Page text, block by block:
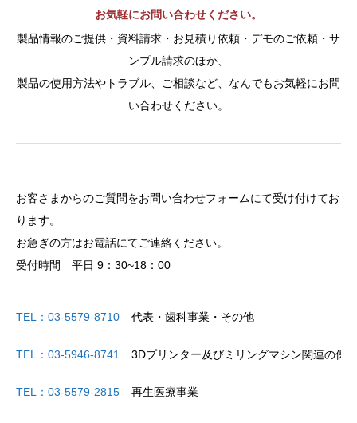
お気軽にお問い合わせください。
製品情報のご提供・資料請求・お見積り依頼・デモのご依頼・サ
ンプル請求のほか、
製品の使用方法やトラブル、ご相談など、なんでもお気軽にお問
い合わせください。
お客さまからのご質問をお問い合わせフォームにて受け付けてお
ります。
お急ぎの方はお電話にてご連絡ください。
受付時間 平日 9：30~18：00
TEL：03-5579-8710 代表・歯科事業・その他
TEL：03-5946-8741 3Dプリンター及びミリングマシン関連の保
TEL：03-5579-2815 再生医療事業